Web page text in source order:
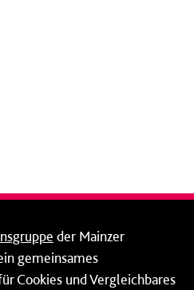
der Mainzer
gemeinsames
Cookies und Vergleichbares